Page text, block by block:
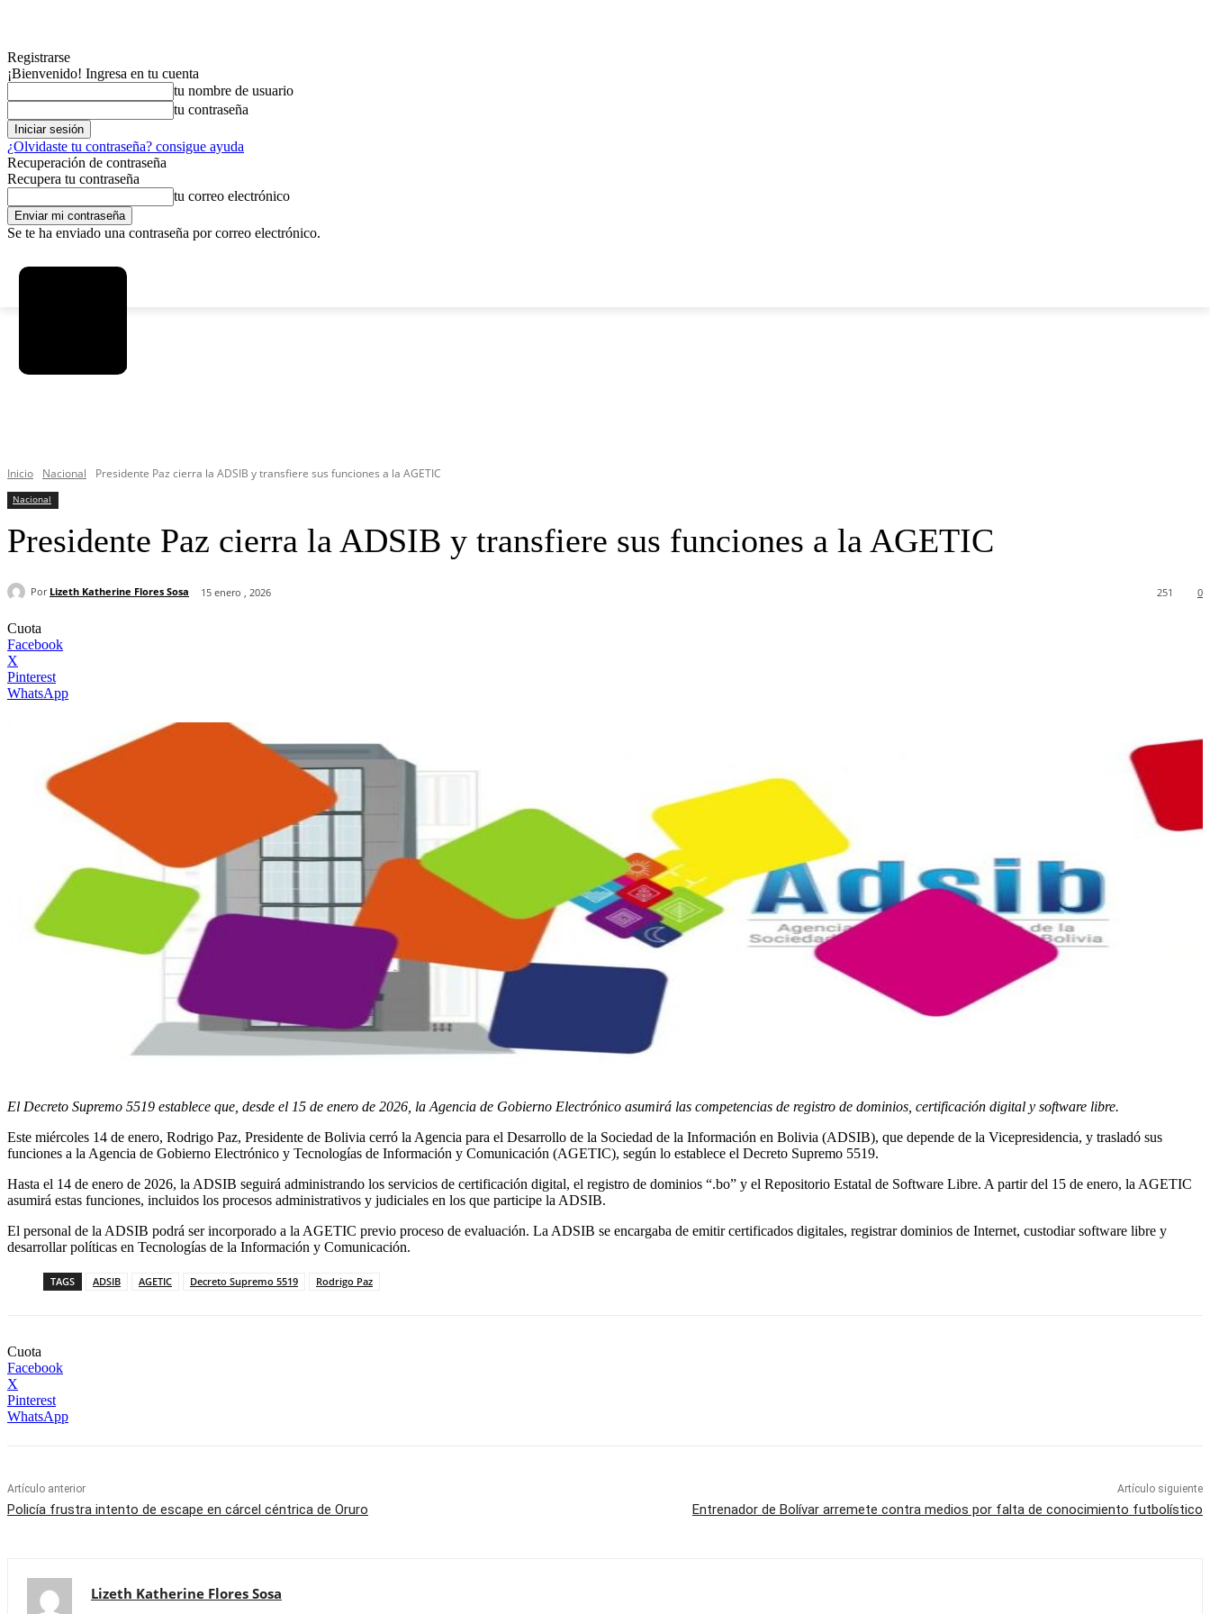
Registrarse
¡Bienvenido! Ingresa en tu cuenta
tu nombre de usuario
tu contraseña
¿Olvidaste tu contraseña? consigue ayuda
Recuperación de contraseña
Recupera tu contraseña
tu correo electrónico
Se te ha enviado una contraseña por correo electrónico.
Inicio Nacional Presidente Paz cierra la ADSIB y transfiere sus funciones a la AGETIC
Nacional
Presidente Paz cierra la ADSIB y transfiere sus funciones a la AGETIC
Por Lizeth Katherine Flores Sosa 15 enero , 2026 0
251
Cuota
Facebook
X
Pinterest
WhatsApp
El Decreto Supremo 5519 establece que, desde el 15 de enero de 2026, la Agencia de Gobierno Electrónico asumirá las competencias de registro de dominios, certificación digital y software libre.
Este miércoles 14 de enero, Rodrigo Paz, Presidente de Bolivia cerró la Agencia para el Desarrollo de la Sociedad de la Información en Bolivia (ADSIB), que depende de la Vicepresidencia, y trasladó sus
funciones a la Agencia de Gobierno Electrónico y Tecnologías de Información y Comunicación (AGETIC), según lo establece el Decreto Supremo 5519.
Hasta el 14 de enero de 2026, la ADSIB seguirá administrando los servicios de certificación digital, el registro de dominios “.bo” y el Repositorio Estatal de Software Libre. A partir del 15 de enero, la AGETIC
asumirá estas funciones, incluidos los procesos administrativos y judiciales en los que participe la ADSIB.
El personal de la ADSIB podrá ser incorporado a la AGETIC previo proceso de evaluación. La ADSIB se encargaba de emitir certificados digitales, registrar dominios de Internet, custodiar software libre y
desarrollar políticas en Tecnologías de la Información y Comunicación.
TAGS ADSIB AGETIC Decreto Supremo 5519 Rodrigo Paz
Cuota
Facebook
X
Pinterest
WhatsApp
Artículo anterior
Policía frustra intento de escape en cárcel céntrica de Oruro
Artículo siguiente
Entrenador de Bolívar arremete contra medios por falta de conocimiento futbolístico
Lizeth Katherine Flores Sosa